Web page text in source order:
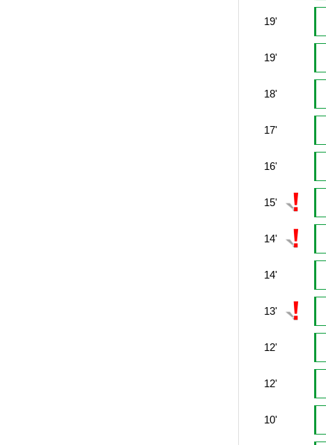
19'
19'
18'
17'
16'
15'
14'
14'
13'
12'
12'
10'